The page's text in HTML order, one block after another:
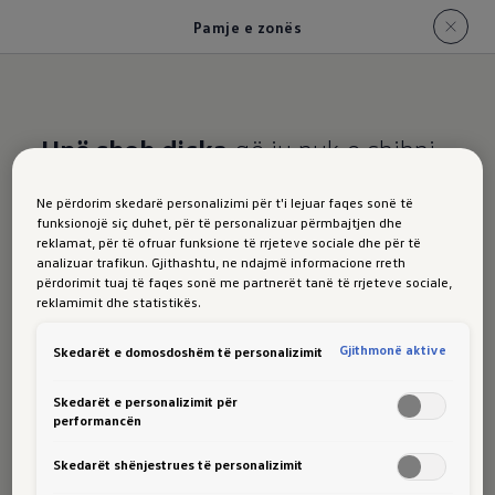
Pamje e zonës
Unë shoh diçkaqë ju nuk e shihni.
Passat:Pamja e zonës
Tregohet nga shembulli i Tiguanit.
"Pamja e zonës"e disponueshme opsionalisht e
bën parkimin dhe manovrimin më të lehtë për ju:
Katër kamera
parkimi dhe pengesa në një pamje 360° të
automjetit tuaj – të rregulluara qartë në ekranin
Ne përdorim skedarë personalizimi për t'i lejuar faqes sonë të
funksionojë siç duhet, për të personalizuar përmbajtjen dhe
reklamat, për të ofruar funksione të rrjeteve sociale dhe për të
analizuar trafikun. Gjithashtu, ne ndajmë informacione rreth
përdorimit tuaj të faqes sonë me partnerët tanë të rrjeteve sociale,
reklamimit dhe statistikës.
Skedarët e domosdoshëm të personalizimit Gjithmonë aktive
Skedarët e personalizimit për
performancën
Skedarët shënjestrues të personalizimit